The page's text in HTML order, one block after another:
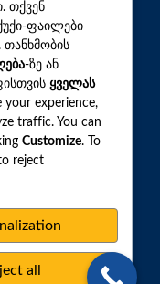
დაცულია
თქვენ
ფაილები
თანხმობის
-ზე ან
ყველას
your experience,
traffic. You can
Customize. To
reject
all